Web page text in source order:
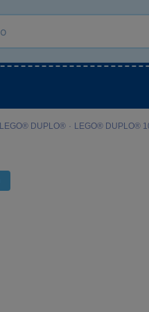
LEGO® DUPLO® · LEGO® DUPLO®